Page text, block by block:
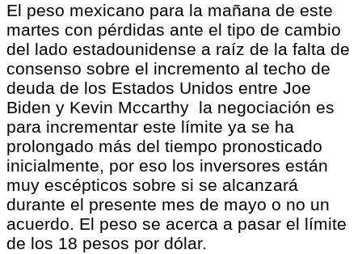
El peso mexicano para la mañana de este
martes con pérdidas ante el tipo de cambio
del lado estadounidense a raíz de la falta de
consenso sobre el incremento al techo de
deuda de los Estados Unidos entre Joe
Biden y Kevin Mccarthy la negociación es
para incrementar este límite ya se ha
prolongado más del tiempo pronosticado
inicialmente, por eso los inversores están
muy escépticos sobre si se alcanzará
durante el presente mes de mayo o no un
acuerdo. El peso se acerca a pasar el límite
de los 18 pesos por dólar.